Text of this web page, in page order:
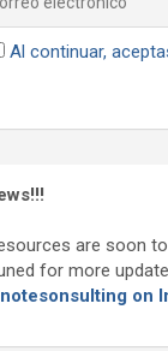
Al continuar,
are soon
for more
on